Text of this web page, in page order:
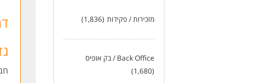
מזכירות / פקידות (1,836)
Back Office / בק אופיס
(1,680)